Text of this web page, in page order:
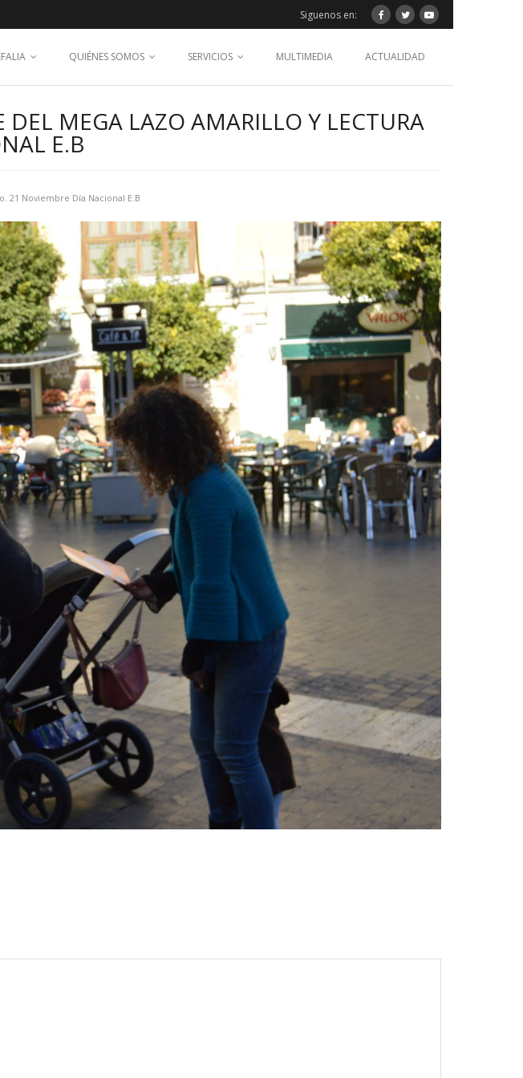
Siguenos en:
QUIÉNES SOMOS SERVICIOS MULTIMEDIA ACTUALIDAD
MEGA LAZO AMARILLO Y LECTURA
E.B
21 Noviembre Día Nacional E.B